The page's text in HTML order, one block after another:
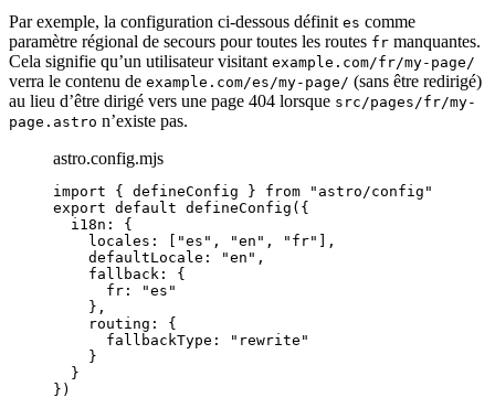
Par exemple, la configuration ci-dessous définit es comme
paramètre régional de secours pour toutes les routes fr manquantes.
Cela signifie qu’un utilisateur visitant example.com/fr/my-page/
verra le contenu de example.com/es/my-page/ (sans être redirigé)
au lieu d’être dirigé vers une page 404 lorsque src/pages/fr/my-
page.astro n’existe pas.
astro.config.mjs
import { defineConfig } from " astro/config "
export default defineConfig ({
i18n: {
locales: [
"es " , "en " , " fr"
],
defaultLocale:
"en " ,
fallback: {
fr:
"es "
},
routing: {
fallbackType:
" rewrite "
}
}
})